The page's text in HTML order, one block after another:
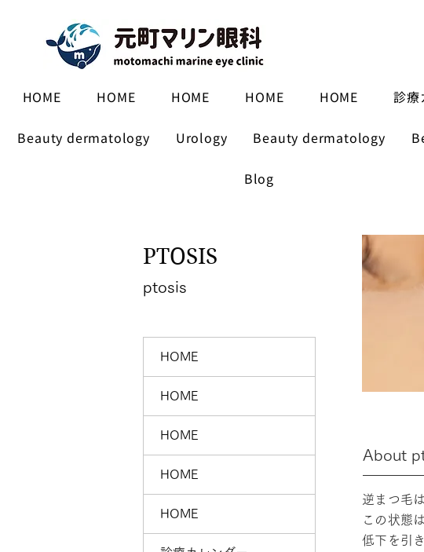
HOME HOME HOME HOME HOME 診療
Beauty dermatology Urology Beauty dermatology
Blog
HOME
HOME
HOME
HOME
HOME
PTOSIS
ptosis
​About
逆まつ毛
この状態
低下を引